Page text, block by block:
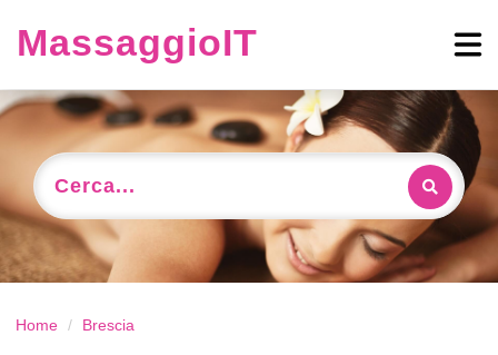
MassaggioIT
Cerca...
Home Brescia